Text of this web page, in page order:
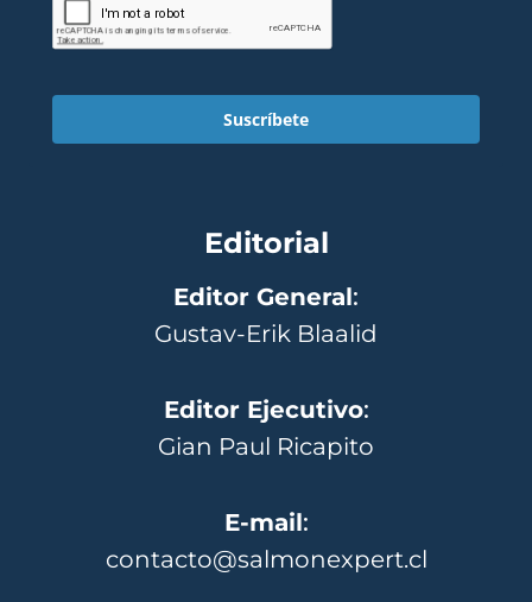
Suscríbete
Editorial
Editor General:
Gustav-Erik Blaalid
Editor Ejecutivo:
Gian Paul Ricapito
E-mail:
contacto@salmonexpert.cl